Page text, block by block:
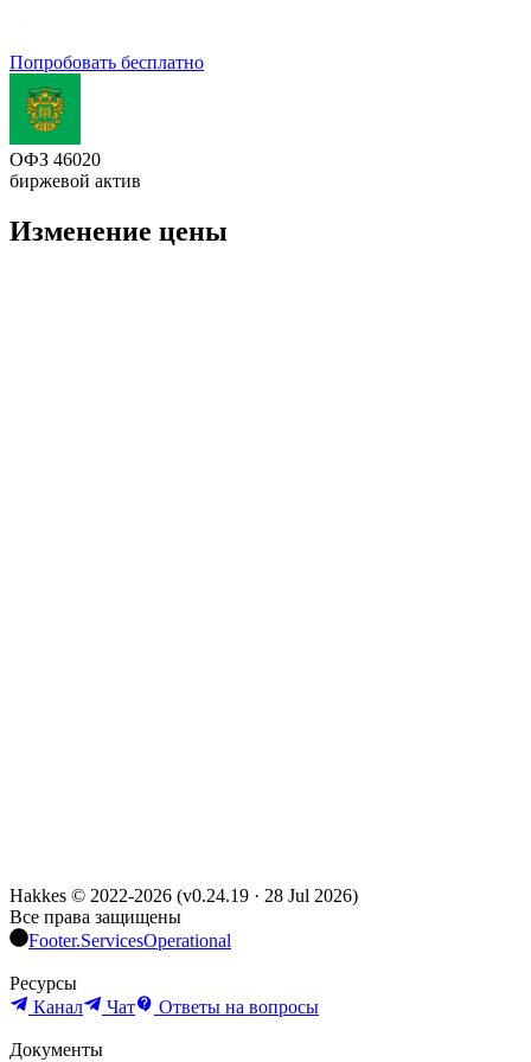
Попробовать бесплатно
ОФЗ 46020
биржевой актив
Изменение цены
Hakkes © 2022-2026 (v0.24.19 · 28 Jul 2026)
Все права защищены
Footer.ServicesOperational
Ресурсы
Канал
Чат Ответы на вопросы
Документы